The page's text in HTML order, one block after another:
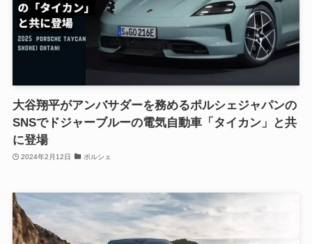
大谷翔平がアンバサダーを務めるポルシェジャパンの
SNSでドジャーブルーの電気自動車「タイカン」と共
に登場
2024年2月12日 ポルシェ